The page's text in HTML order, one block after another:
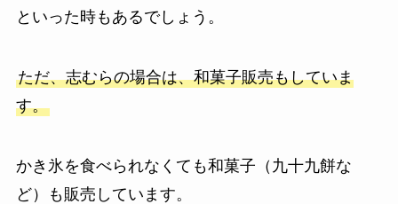
といった時もあるでしょう。
ただ、志むらの場合は、和菓子販売もしていま
す。
かき氷を食べられなくても和菓子（九十九餅な
ど）も販売しています。